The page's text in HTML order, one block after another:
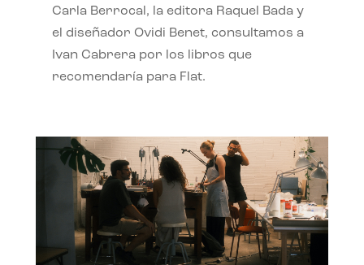
Carla Berrocal, la editora Raquel Bada y
el diseñador Ovidi Benet, consultamos a
Ivan Cabrera por los libros que
recomendaría para Flat.